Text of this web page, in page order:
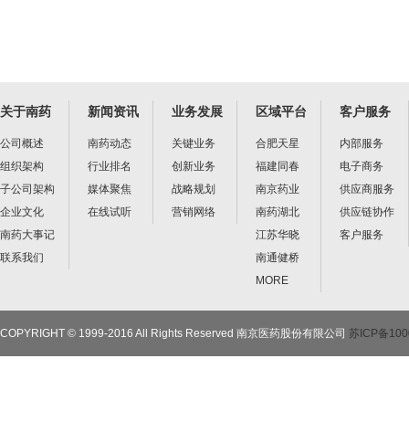
关于南药
公司概述
组织架构
子公司架构
企业文化
南药大事记
联系我们
新闻资讯
南药动态
行业排名
媒体聚焦
在线试听
业务发展
关键业务
创新业务
战略规划
营销网络
区域平台
合肥天星
福建同春
南京药业
南药湖北
江苏华晓
南通健桥
MORE
客户服务
内部服务
电子商务
供应商服务
供应链协作
客户服务
COPYRIGHT © 1999-2016 All Rights Reserved 南京医药股份有限公司 苏ICP备